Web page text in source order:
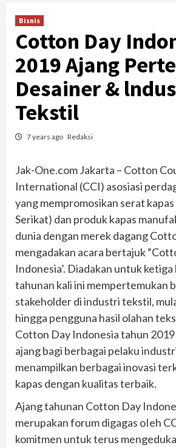
Bisnis
Cotton Day
2019 Ajang
Desainer &
Tekstil
7 years ago Redaksi
Jak-One.com Jakarta – Cotton
International (CCI) asosiasi
yang mempromosikan serat kapas
Serikat) dan produk kapas
dunia dengan merek dagang
mengadakan acara bertajuk
Indonesia’. Diadakan untuk ketiga
tahunan kali ini mempertemukan
stakeholder di industri tekstil,
hingga pengguna hasil olahan
Cotton Day Indonesia tahun
ajang bagi berbagai pelaku
menampilkan berbagai inovasi
kapas dengan kualitas terbaik.
Ajang tahunan Cotton Day
merupakan forum digagas oIeh
komitmen untuk terus